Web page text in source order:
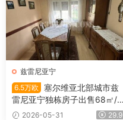
兹雷尼亚宁
6.5万欧
塞尔维亚北部城市兹
雷尼亚宁独栋房子出售68㎡/4
52㎡/6.5万欧
2026-05-31 29.9